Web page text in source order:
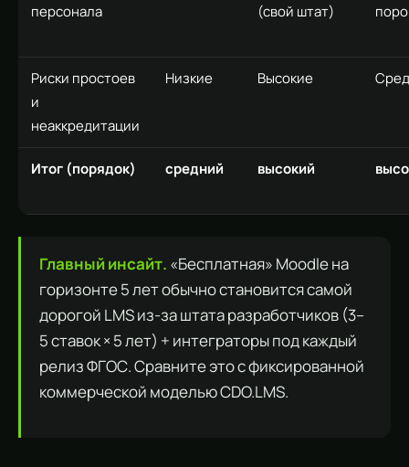
персонала
(свой штат)
Риски простоев
и
неаккредитации
Низкие Высокие
Итог (порядок) средний высокий
Главный инсайт. «Бесплатная» Moodle на
горизонте 5 лет обычно становится самой
дорогой LMS из-за штата разработчиков (3–
5 ставок × 5 лет) + интеграторы под каждый
релиз ФГОС. Сравните это с фиксированной
коммерческой моделью CDO.LMS.